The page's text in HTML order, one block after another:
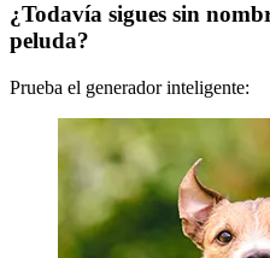
¿Todavía sigues sin
peluda?
Prueba el generador inteligente: